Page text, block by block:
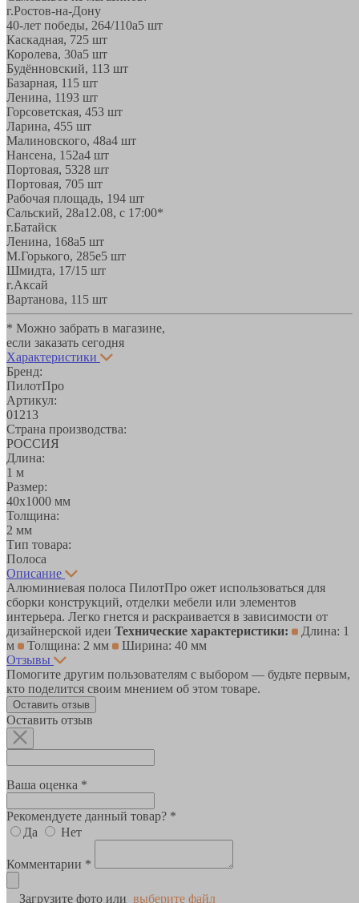
г.Ростов-на-Дону
40-лет победы, 264/110а5 шт
Каскадная, 725 шт
Королева, 30а5 шт
Будённовский, 113 шт
Базарная, 11 5 шт
Ленина, 1193 шт
Горсоветская, 453 шт
Ларина, 455 шт
Малиновского, 48а4 шт
Нансена, 152а4 шт
Портовая, 5328 шт
Портовая, 705 шт
Рабочая площадь, 194 шт
Сальский, 28a12.08, с 17:00*
г.Батайск
Ленина, 168а5 шт
М.Горького, 285е5 шт
Шмидта, 17/1 5 шт
г.Аксай
Вартанова, 11 5 шт
* Можно забрать в магазине,
если заказать сегодня
Характеристики
Бренд:
ПилотПро
Артикул:
01213
Страна производства:
РОССИЯ
Длина:
1 м
Размер:
40х1000 мм
Толщина:
2 мм
Тип товара:
Полоса
Описание
Алюминиевая полоса ПилотПро ожет использоваться для
сборки конструкций, отделки мебели или элементов
интерьера. Легко гнется и раскраивается в зависимости от
дизайнерской идеи Технические характеристики:
Длина: 1
м
Толщина: 2 мм
Ширина: 40 мм
Отзывы
Помогите другим пользователям с выбором — будьте первым,
кто поделится своим мнением об этом товаре.
Оставить отзыв
Оставить отзыв
Ваша оценка *
Рекомендуете данный товар? *
Да
Нет
Комментарии *
Загрузите фото или выберите файл